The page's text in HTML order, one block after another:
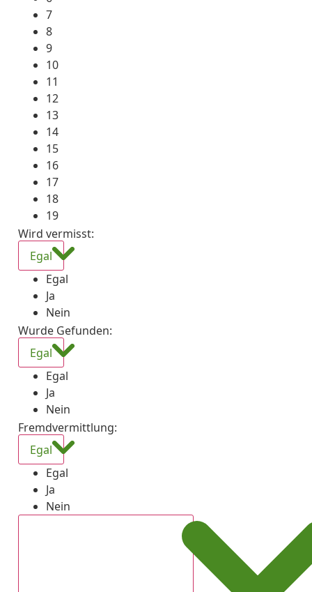
7
8
9
10
11
12
13
14
15
16
17
18
19
Wird vermisst:
Egal
Egal
Ja
Nein
Wurde Gefunden:
Egal
Egal
Ja
Nein
Fremdvermittlung:
Egal
Egal
Ja
Nein